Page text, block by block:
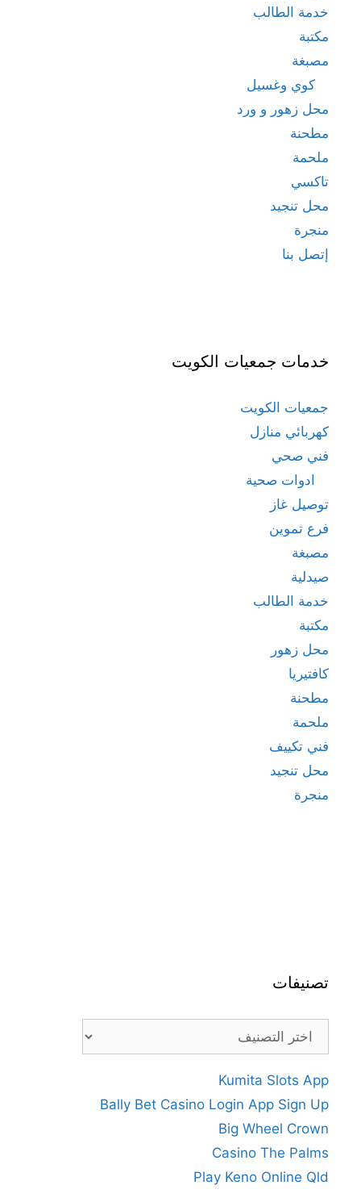
خدمة الطالب
مكتبة
مصبغة
كوي وغسيل
محل زهور و ورد
مطحنة
ملحمة
تاكسي
محل تنجيد
منجرة
إتصل بنا
خدمات جمعيات الكويت
جمعيات الكويت
كهربائي منازل
فني صحي
ادوات صحية
توصيل غاز
فرع تموين
مصبغة
صيدلية
خدمة الطالب
مكتبة
محل زهور
كافتيريا
مطحنة
ملحمة
فني تكييف
محل تنجيد
منجرة
تصنيفات
تصنيفات
Kumita Slots App
Bally Bet Casino Login App Sign Up
Big Wheel Crown
Casino The Palms
Play Keno Online Qld